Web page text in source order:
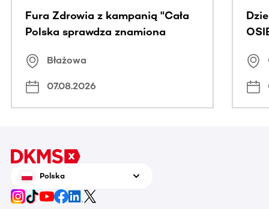
Fura Zdrowia z kampanią "Cała
Polska sprawdza znamiona
Błażowa
07.08.2026
Polska